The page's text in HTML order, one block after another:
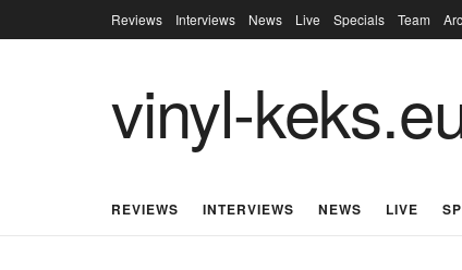
Reviews Interviews News Live Specials Team
vinyl-
REVIEWS INTERVIEWS NEWS LIVE